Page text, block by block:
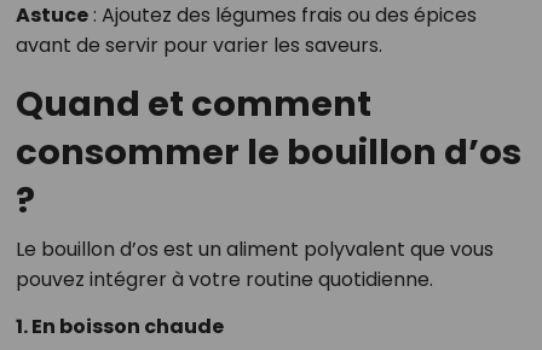
Astuce: Ajoutez des légumes frais ou des épices
avant de servir pour varier les saveurs.
Quand et comment
consommer le bouillon d’os
?
Le bouillon d’os est un aliment polyvalent que vous
pouvez intégrer à votre routine quotidienne.
1. En boisson chaude